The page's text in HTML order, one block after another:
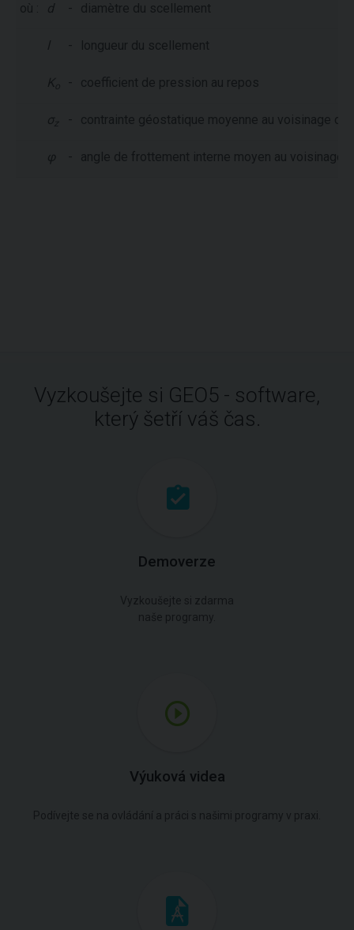
où : d - diamètre du scellement
l - longueur du scellement
K - coefficient de pression au repos
σz - contrainte géostatique moyenne au voisinage du
φ - angle de frottement interne moyen au voisinage
Vyzkoušejte si GEO5 - software,
který šetří váš čas.
Demoverze
Vyzkoušejte si zdarma
naše programy.
Výuková videa
Podívejte se na ovládání a práci s našimi programy v praxi.